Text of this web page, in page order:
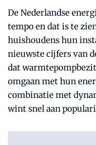
De Nederlandse
tempo en dat is te
huishoudens hun
nieuwste cijfers van
dat
omgaan met hun
combinatie met
wint snel aan